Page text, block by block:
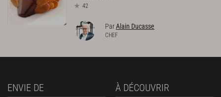
42
ParAlain Ducasse
CHEF
ENVIE DE À DÉCOUVRIR